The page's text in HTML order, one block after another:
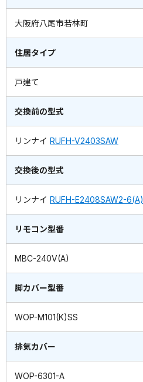
大阪府八尾市若林町
住居タイプ
戸建て
交換前の型式
リンナイ RUFH-V2403SAW
交換後の型式
リンナイ RUFH-E2408SAW2-6(A)
リモコン型番
MBC-240V(A)
脚カバー型番
WOP-M101(K)SS
排気カバー
WOP-6301-A